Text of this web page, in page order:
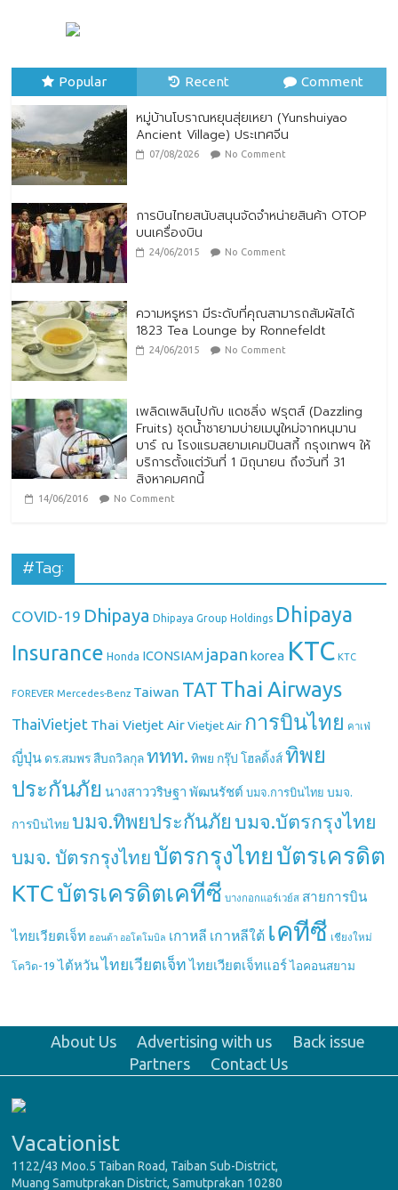
Popular Recent Comment
หมู่บ้านโบราณหยุนสุ่ยเหยา (Yunshuiyao
Ancient Village) ประเทศจีน
07/08/2026 No Comment
การบินไทยสนับสนุนจัดจำหน่ายสินค้า OTOP
บนเครื่องบิน
24/06/2015 No Comment
ความหรูหรา มีระดับที่คุณสามารถสัมผัสได้
1823 Tea Lounge by Ronnefeldt
24/06/2015 No Comment
เพลิดเพลินไปกับ แดซลิ่ง ฟรุตส์ (Dazzling
Fruits) ชุดน้ำชายามบ่ายเมนูใหม่จากหนุมาน
บาร์ ณ โรงแรมสยามเคมปินสกี้ กรุงเทพฯ ให้
บริการตั้งแต่วันที่ 1 มิถุนายน ถึงวันที่ 31
สิงหาคมศกนี้
14/06/2016 No Comment
#Tag:
COVID-19 Dhipaya Dhipaya Group Holdings Dhipaya
Insurance Honda ICONSIAM japan korea KTC KTC
FOREVER Mercedes-Benz Taiwan TAT Thai Airways
ThaiVietjet Thai Vietjet Air Vietjet Air การบินไทย คาเฟ่
ญี่ปุ่น ดร.สมพร สืบถวิลกุล ททท. ทิพย กรุ๊ป โฮลดิ้งส์ ทิพย
ประกันภัย นางสาววริษฐา พัฒนรัชต์ บมจ.การบินไทย บมจ.
การบินไทย บมจ.ทิพยประกันภัย บมจ.บัตรกรุงไทย
บมจ. บัตรกรุงไทย บัตรกรุงไทย บัตรเครดิต
KTCบัตรเครดิตเคทีซี บางกอกแอร์เวย์ส สายการบิน
ไทยเวียตเจ็ท ฮอนด้า ออโตโมบิล เกาหลี เกาหลีใต้ เคทีซี เชียงใหม่
โควิด-19 ไต้หวัน ไทยเวียตเจ็ท ไทยเวียตเจ็ทแอร์ ไอคอนสยาม
About Us Advertising with us
Back issue
Partners
Contact Us
Vacationist
1122/43 Moo.5 Taiban Road, Taiban Sub-District,
Muang Samutprakan District, Samutprakan 10280